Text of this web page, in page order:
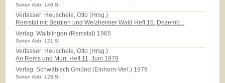
Seiten Abb: 140 S.
Verfasser: Heuschele, Otto (Hrsg.)
Remstal mit Berglen und Welzheimer Wald Heft 16, Dezemb...
Verlag:Waiblingen (Remstal) 1965
Seiten Abb: 121 S.
Verfasser: Heuschele, Otto (Hrsg.)
An Rems und Murr. Heft 11, Juni 1979
Verlag:Schwäbisch Gmünd (Einhorn-Verl.) 1979
Seiten Abb: 128 S.